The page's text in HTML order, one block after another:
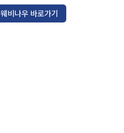
웨비나우 바로가기